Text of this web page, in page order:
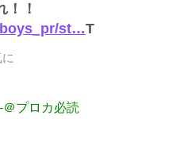
！！
st…T
プロカ必読